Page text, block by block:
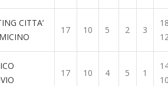
CITTA’
17 10 5 2 3
17 10 4 5 1